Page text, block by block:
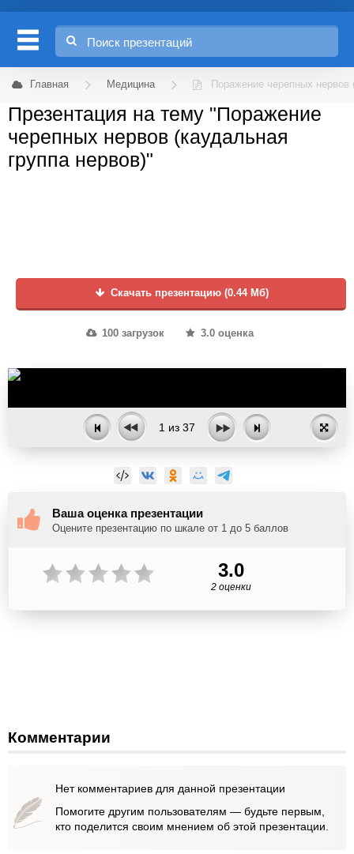
Главная Медицина Поражение черепных
Презентация на тему "Поражение
черепных нервов (каудальная
группа нервов)"
Скачать презентацию (0.44 Мб)
100 загрузок 3.0 оценка
1 из 37
Ваша оценка презентации
Оцените презентацию по шкале от 1 до 5 баллов
3.0
2 оценки
Комментарии
Нет комментариев для данной презентации
Помогите другим пользователям — будьте первым,
кто поделится своим мнением об этой презентации.